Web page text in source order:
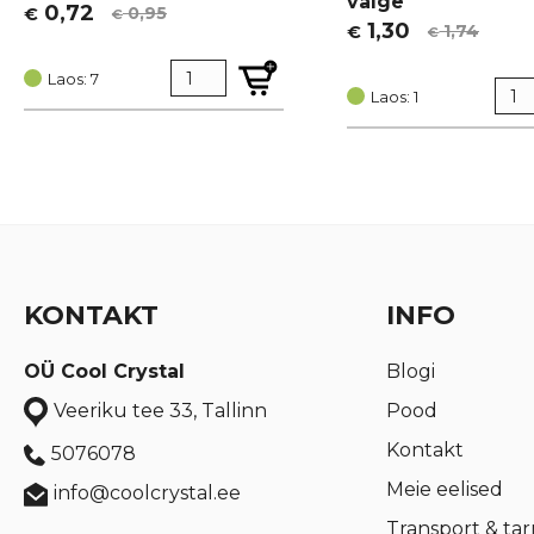
€0,95
Algne
oli:
€ 0,95.
€ 0,72
Current
is:
€ 0,72.
Laos: 7
€1,74
Algne
oli:
€ 1,74.
€ 1,30
Current
is:
€ 1,30.
Laos: 1
KONTAKT
OÜ Cool Crystal
Veeriku tee 33, Tallinn
5076078
info@coolcrystal.ee
INFO
Blogi
Pood
Kontakt
Meie eelised
Transport &